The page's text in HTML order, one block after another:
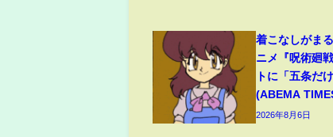
着こなしがま
ニメ『呪術廻
トに「五条だ
(ABEMA
2026年8月6日